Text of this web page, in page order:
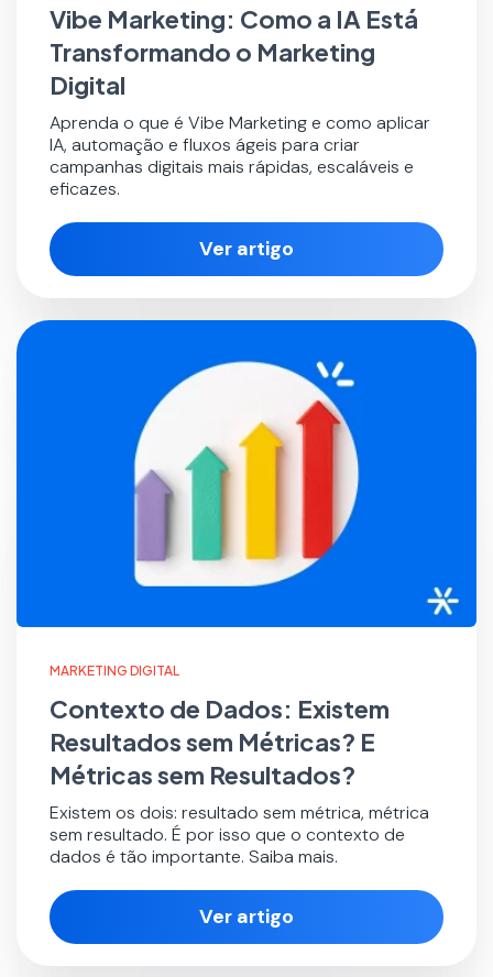
Vibe Marketing: Como a IA Está
Transformando o Marketing
Digital
Aprenda o que é Vibe Marketing e como aplicar
IA, automação e fluxos ágeis para criar
campanhas digitais mais rápidas, escaláveis e
eficazes.
Ver artigo
MARKETING DIGITAL
Contexto de Dados: Existem
Resultados sem Métricas? E
Métricas sem Resultados?
Existem os dois: resultado sem métrica, métrica
sem resultado. É por isso que o contexto de
dados é tão importante. Saiba mais.
Ver artigo